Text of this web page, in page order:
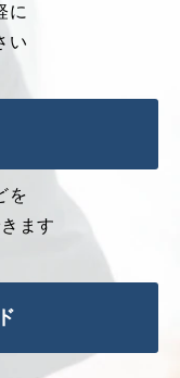
に
い
を
ます